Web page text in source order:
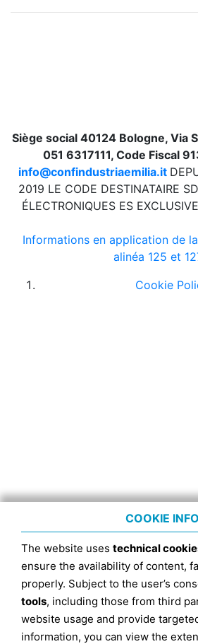
Siège social 40124 Bologne, Via
051 6317111, Code Fiscal
info@confindustriaemilia.it
2019 LE CODE DESTINATAIRE
ÉLECTRONIQUES ES
Informations en application de
alinéa 125 et
Cookie
COOKIE
The website uses technical
ensure the availability of content,
properly. Subject to the user’s
tools, including those from third
website usage and provide
information, you can view the